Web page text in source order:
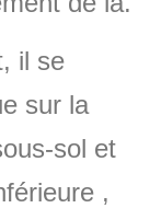
il se
sur la
sol et
,